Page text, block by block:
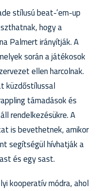
stílusú beat-’em-up
hogy a
Palmert irányítják. A
során a játékosok
ellen harcolnak.
küzdőstílussal
támadások és
rendelkezésükre. A
is bevethetnek, amikor
segítségül hívhatják a
és egy sast.
kooperatív módra, ahol